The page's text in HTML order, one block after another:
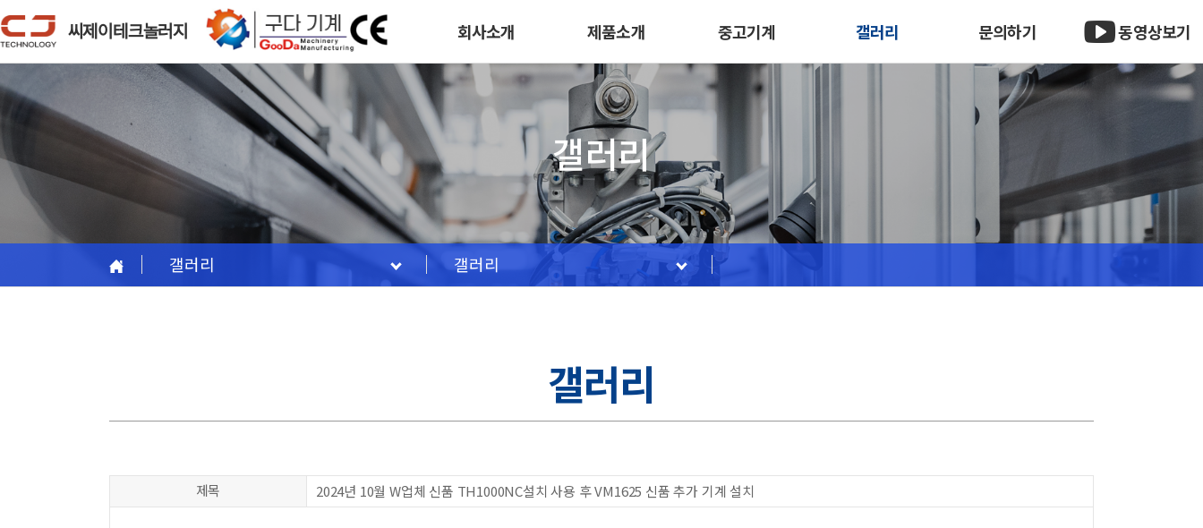
씨제이테크놀러지 회사소개 제품소개 중고기계 갤러리 문의하기 동영상보기
갤러리
갤러리 갤러리
갤러리
제목 2024년 10월 W업체 신품 TH1000NC설치 사용 후 VM1625 신품 추가 기계 설치